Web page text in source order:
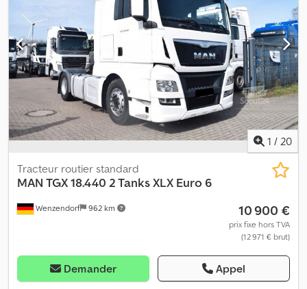
1 / 20
Wenzendorf 962 km
Tracteur routier standard
MAN TGX 18.440 2 Tanks XLX Euro 6
10 900 €
prix fixe hors TVA
(12 971 € brut)
Demander Appel